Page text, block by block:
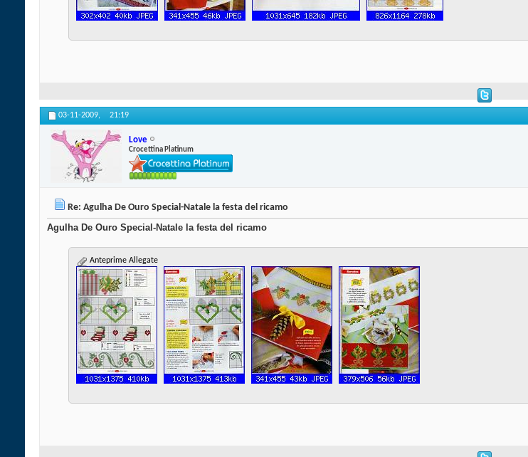
03-11-2009, 21:19
Love
Crocettina Platinum
Re: Agulha De Ouro Special-Natale la festa del ricamo
Agulha De Ouro Special-Natale la festa del ricamo
Anteprime Allegate